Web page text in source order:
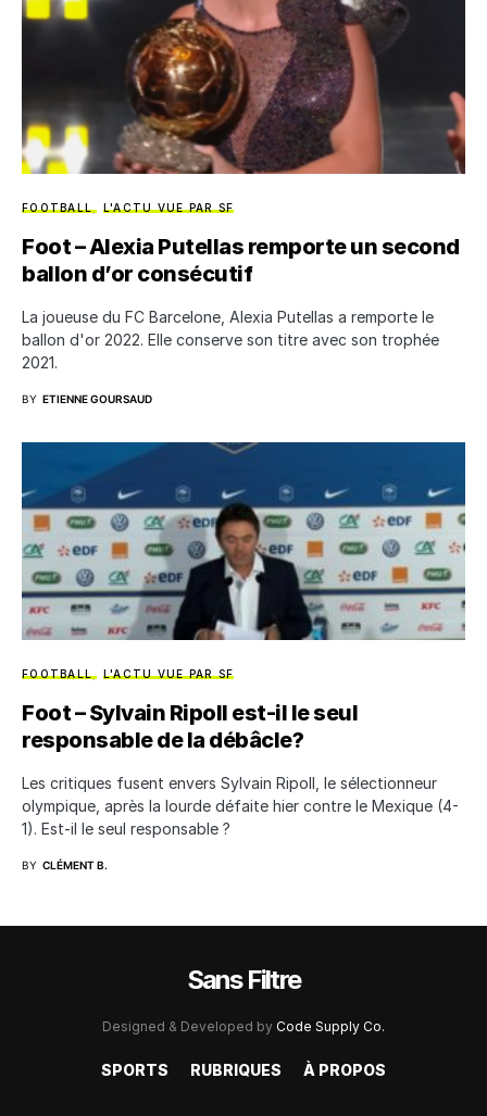
FOOTBALL L'ACTU VUE PAR SF
Foot – Alexia Putellas remporte un second
ballon d’or consécutif
La joueuse du FC Barcelone, Alexia Putellas a remporte le
ballon d'or 2022. Elle conserve son titre avec son trophée
2021.
BY ETIENNE GOURSAUD
FOOTBALL L'ACTU VUE PAR SF
Foot – Sylvain Ripoll est-il le seul
responsable de la débâcle?
Les critiques fusent envers Sylvain Ripoll, le sélectionneur
olympique, après la lourde défaite hier contre le Mexique (4-
1). Est-il le seul responsable ?
BY CLÉMENT B.
Sans Filtre
Designed & Developed by Code Supply Co.
SPORTS RUBRIQUES À PROPOS